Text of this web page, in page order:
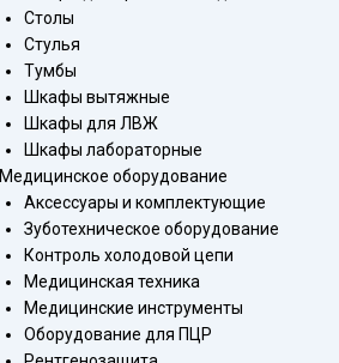
Столы
Стулья
Тумбы
Шкафы вытяжные
Шкафы для ЛВЖ
Шкафы лабораторные
Медицинское оборудование
Аксессуары и комплектующие
Зуботехническое оборудование
Контроль холодовой цепи
Медицинская техника
Медицинские инструменты
Оборудование для ПЦР